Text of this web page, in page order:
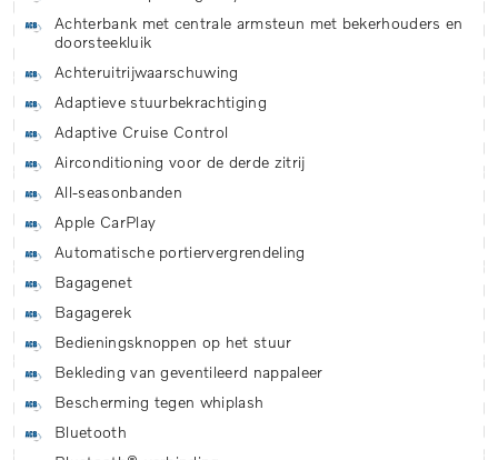
Achterbank met centrale armsteun met bekerhouders en
doorsteekluik
Achteruitrijwaarschuwing
Adaptieve stuurbekrachtiging
Adaptive Cruise Control
Airconditioning voor de derde zitrij
All-seasonbanden
Apple CarPlay
Automatische portiervergrendeling
Bagagenet
Bagagerek
Bedieningsknoppen op het stuur
Bekleding van geventileerd nappaleer
Bescherming tegen whiplash
Bluetooth